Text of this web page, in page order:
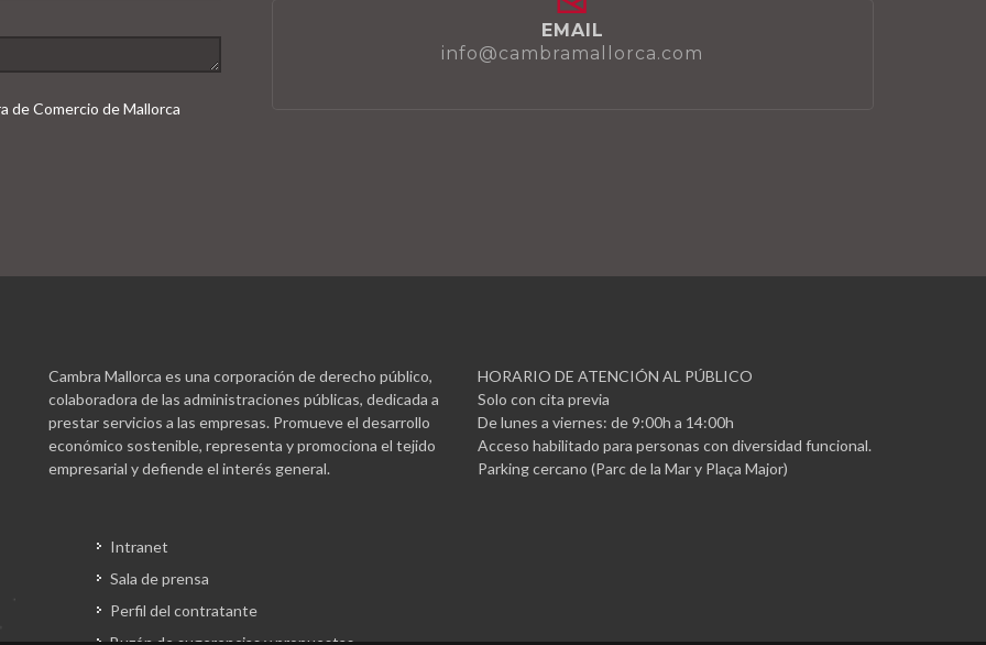
de Comercio de Mallorca
EMAIL
info@cambramallorca.com
Cambra Mallorca es una corporación de derecho público,
colaboradora de las administraciones públicas, dedicada a
prestar servicios a las empresas. Promueve el desarrollo
económico sostenible, representa y promociona el tejido
empresarial y defiende el interés general.
Intranet
Sala de prensa
Perfil del contratante
HORARIO DE ATENCIÓN AL PÚBLICO
Solo con cita previa
De lunes a viernes: de 9:00h a 14:00h
Acceso habilitado para personas con diversidad funcional.
Parking cercano (Parc de la Mar y Plaça Major)